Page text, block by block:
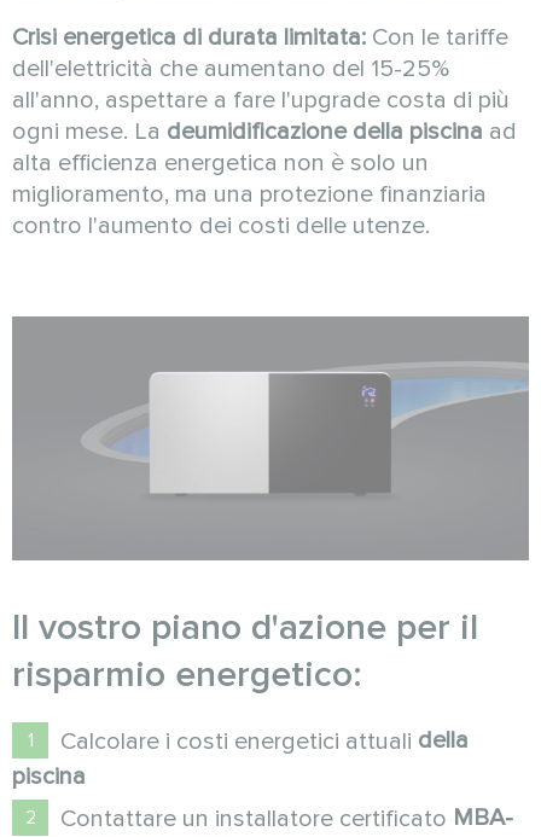
Crisi energetica di durata limitata: Con le tariffe
dell'elettricità che aumentano del 15-25%
all'anno, aspettare a fare l'upgrade costa di più
ogni mese. La deumidificazione della piscina ad
alta efficienza energetica non è solo un
miglioramento, ma una protezione finanziaria
contro l'aumento dei costi delle utenze.
Il vostro piano d'azione per il
risparmio energetico:
Calcolare i costi energetici attuali della
piscina
Contattare un installatore certificato MBA-